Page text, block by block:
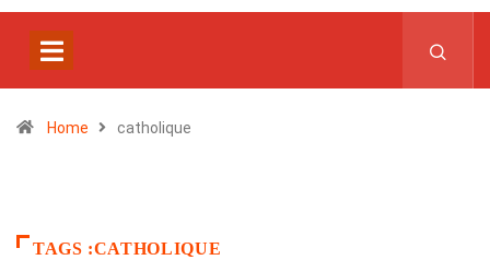
Home catholique
TAGS :CATHOLIQUE